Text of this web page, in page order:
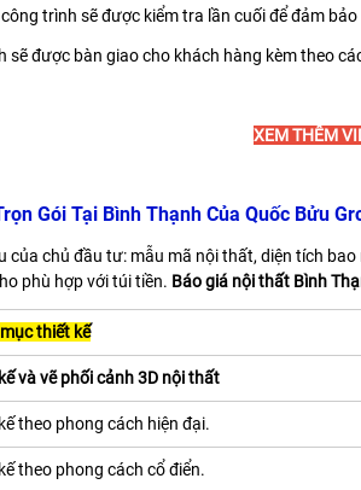
trình sẽ được kiểm tra lần cuối để đảm
sẽ được bàn giao cho khách hàng kèm theo
XEM THÊM
Gói Tại Bình Thạnh Của Quốc Bửu
của chủ đầu tư: mẫu mã nội thất, diện tích
phù hợp với túi tiền. Báo giá nội thất Bình
thiết kế
và vẽ phối cảnh 3D nội thất
theo phong cách hiện đại.
theo phong cách cổ điển.